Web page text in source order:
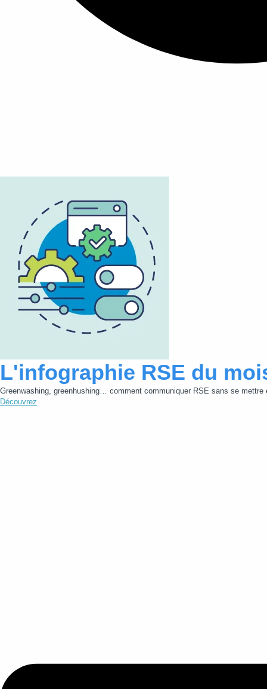
L'infographie RSE du
Greenwashing, greenhushing… comment communiquer RSE sans se mettre
Découvrez